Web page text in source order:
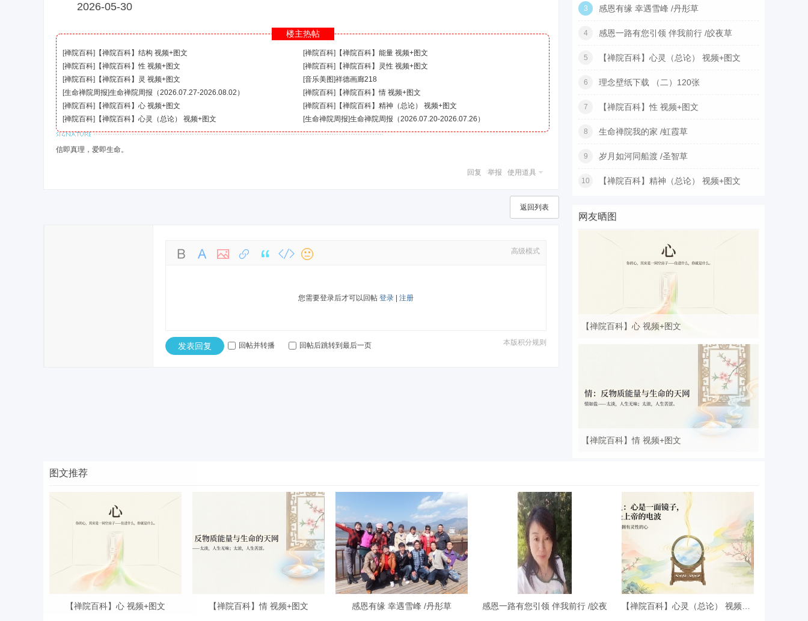
2026-05-30
楼主热帖
【禅院百科】结构 视频+图文
[禅院百科] 【禅院百科】能量 视频+图文
[禅院百科]
【禅院百科】性 视频+图文
[禅院百科] 【禅院百科】灵性 视频+图文
[禅院百科]
【禅院百科】灵 视频+图文
[禅院百科] 祥德画廊218
[音乐美图]
生命禅院周报（2026.07.27-2026.08.02）
[生命禅院周报] 【禅院百科】情 视频+图文
[禅院百科]
【禅院百科】心 视频+图文
[禅院百科] 【禅院百科】精神（总论） 视频+图文
[禅院百科]
【禅院百科】心灵（总论） 视频+图文
[禅院百科] 生命禅院周报（2026.07.20-2026.07.26）
[生命禅院周报]
信即真理，爱即生命。
举报 使用道具
回复
返回列表
高级模式
您需要登录后才可以回帖 登录 注册
本版积分规则
发表回复 回帖并转播 回帖后跳转到最后一页
3 感恩有缘 幸遇雪峰 /丹彤草
4 感恩一路有您引领 伴我前行 /皎夜草
5 【禅院百科】心灵（总论） 视频+图文
6 理念壁纸下载 （二）120张
7 【禅院百科】性 视频+图文
8 生命禅院我的家 /虹霞草
9 岁月如河同船渡 /圣智草
10 【禅院百科】精神（总论） 视频+图文
网友晒图
【禅院百科】心 视频+图文
【禅院百科】情 视频+图文
图文推荐
【禅院百科】心 视频+图文 【禅院百科】情 视频+图文 感恩有缘 幸遇雪峰 /丹彤草 感恩一路有您引领 伴我前行 /皎夜